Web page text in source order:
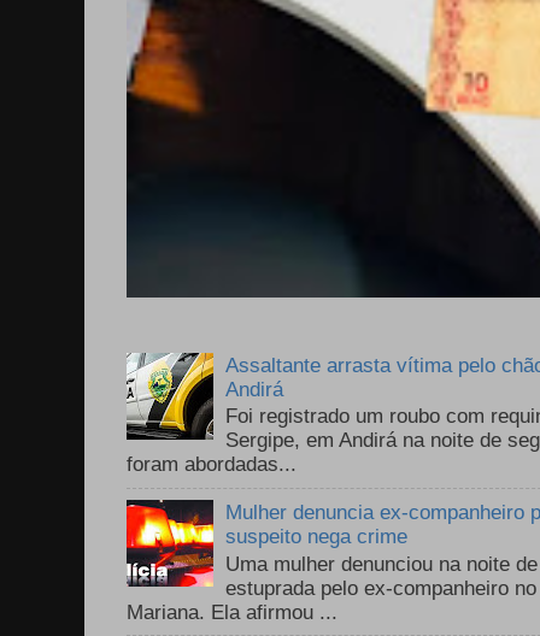
Assaltante arrasta vítima pelo
Andirá
Foi registrado um roubo com
Sergipe, em Andirá na noite de
foram abordadas...
Mulher denuncia ex-companheiro
suspeito nega crime
Uma mulher denunciou na noite
estuprada pelo ex-companheiro
Mariana. Ela afirmou ...